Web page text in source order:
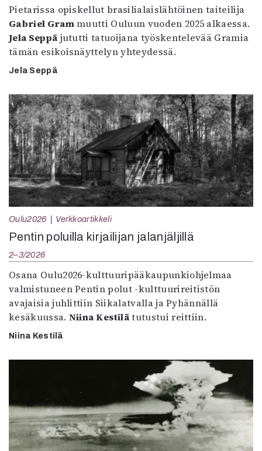
Pietarissa opiskellut brasilialaislähtöinen taiteilija
Gabriel Grammuutti Ouluun vuoden 2025 alkaessa.
Jela Seppä jututti tatuoijana työskentelevää Gramia
tämän esikoisnäyttelyn yhteydessä.
Jela Seppä
Oulu2026 Verkkoartikkeli
Pentin poluilla kirjailijan jalanjäljillä
2–3/2026
Osana Oulu2026-kulttuuripääkaupunkiohjelmaa
valmistuneen Pentin polut -kulttuurireitistön
avajaisia juhlittiin Siikalatvalla ja Pyhännällä
kesäkuussa. Niina Kestilätutustui reittiin.
Niina Kestilä